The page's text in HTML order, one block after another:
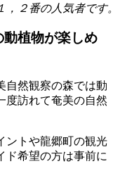
２番の人気者で
植物が楽しめ
自然観察の森では動
度訪れて奄美の自然
ントや龍郷町の観光
ド希望の方は事前に